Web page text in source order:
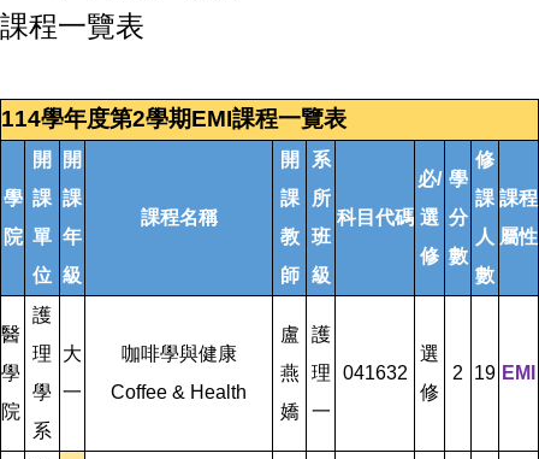
課程一覽表
114學年度第2學期EMI課程一覽表
學
院
開
課
單
位
開
課
年
級
課程名稱
開
課
教
師
系
所
班
級
科目代碼
必/
選
修
學
分
數
修
課
人
數
課程
屬性
醫
學
院
護
理
學
系
大
一
咖啡學與健康
Coffee & Health
盧
燕
嬌
護
理
一
041632
選
修
2 19 EMI